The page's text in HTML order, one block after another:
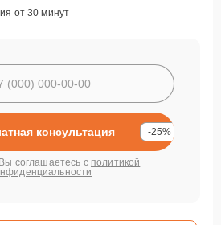
от 30 минут
консультация -25%
соглашаетесь с политикой